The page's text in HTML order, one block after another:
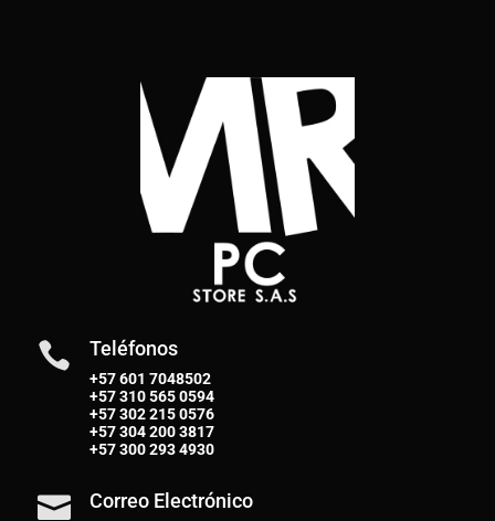
 Teléfonos
+57 601 7048502
+57310 565 0594
+57302 215 0576
+57304 200 3817
+57300 293 4930
 Correo Electrónico